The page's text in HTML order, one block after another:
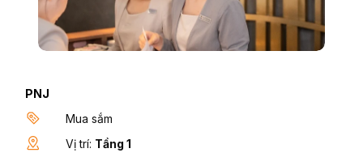
PNJ
Mua sắm
Vị trí: Tầng 1